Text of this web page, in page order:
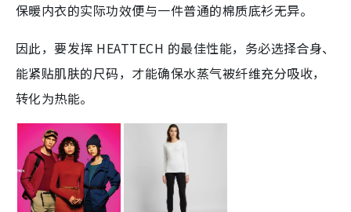
保暖内衣的实际功效便与一件普通的棉质底衫无异。
因此，要发挥 HEATTECH 的最佳性能，务必选择合身、
能紧贴肌肤的尺码，才能确保水蒸气被纤维充分吸收，
转化为热能。